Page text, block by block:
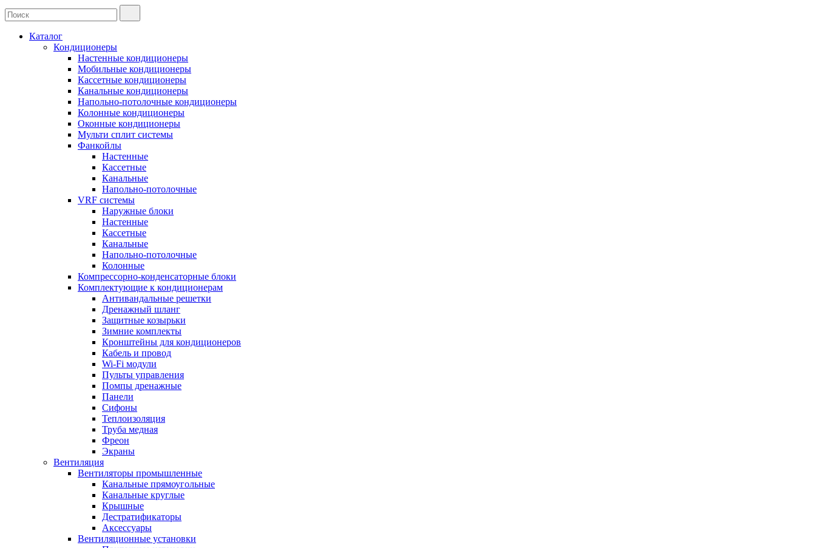
Каталог
Кондиционеры
Настенные кондиционеры
Мобильные кондиционеры
Кассетные кондиционеры
Канальные кондиционеры
Напольно-потолочные кондиционеры
Колонные кондиционеры
Оконные кондиционеры
Мульти сплит системы
Фанкойлы
Настенные
Кассетные
Канальные
Напольно-потолочные
VRF системы
Наружные блоки
Настенные
Кассетные
Канальные
Напольно-потолочные
Колонные
Компрессорно-конденсаторные блоки
Комплектующие к кондиционерам
Антивандальные решетки
Дренажный шланг
Защитные козырьки
Зимние комплекты
Кронштейны для кондиционеров
Кабель и провод
Wi-Fi модули
Пульты управления
Помпы дренажные
Панели
Сифоны
Теплоизоляция
Труба медная
Фреон
Экраны
Вентиляция
Вентиляторы промышленные
Канальные прямоугольные
Канальные круглые
Крышные
Дестратификаторы
Аксессуары
Вентиляционные установки